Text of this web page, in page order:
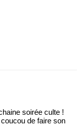
soirée culte !
coucou de faire son